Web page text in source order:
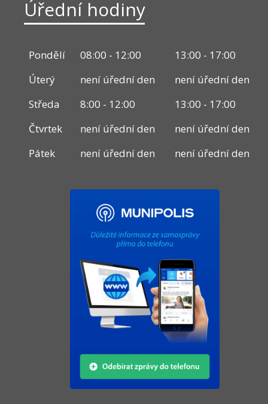
Úřední hodiny
Pondělí 08:00 - 12:00
13:00 - 17:00
Úterý
není úřední den
není úřední den
Středa
8:00 - 12:00
13:00 - 17:00
Čtvrtek
není úřední den
není úřední den
Pátek
není úřední den není úřední den